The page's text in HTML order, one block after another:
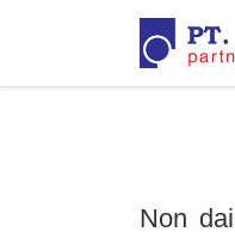
Non